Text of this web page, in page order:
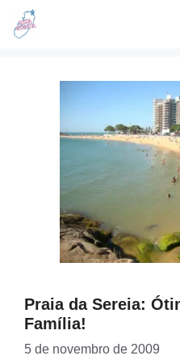
Skip
Praia da Sereia:
Família!
5 de novembro de 2009